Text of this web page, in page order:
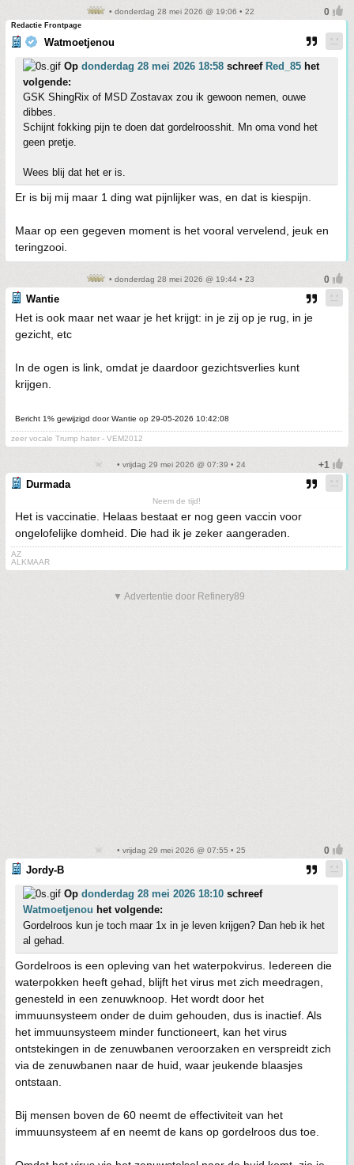
• donderdag 28 mei 2026 @ 19:06 • 22
Redactie Frontpage
Watmoetjenou
Op donderdag 28 mei 2026 18:58 schreef Red_85 het
volgende:
GSK ShingRix of MSD Zostavax zou ik gewoon nemen, ouwe
dibbes.
Schijnt fokking pijn te doen dat gordelroosshit. Mn oma vond het
geen pretje.
Wees blij dat het er is.
Er is bij mij maar 1 ding wat pijnlijker was, en dat is kiespijn.
Maar op een gegeven moment is het vooral vervelend, jeuk en
teringzooi.
• donderdag 28 mei 2026 @ 19:44 • 23
Wantie
Het is ook maar net waar je het krijgt: in je zij op je rug, in je
gezicht, etc
In de ogen is link, omdat je daardoor gezichtsverlies kunt
krijgen.
Bericht 1% gewijzigd door Wantie op 29-05-2026 10:42:08
zeer vocale Trump hater - VEM2012
• vrijdag 29 mei 2026 @ 07:39 • 24
Durmada
Neem de tijd!
Het is vaccinatie. Helaas bestaat er nog geen vaccin voor
ongelofelijke domheid. Die had ik je zeker aangeraden.
AZ
ALKMAAR
▼ Advertentie door Refinery89
• vrijdag 29 mei 2026 @ 07:55 • 25
Jordy-B
Op donderdag 28 mei 2026 18:10 schreef
Watmoetjenou het volgende:
Gordelroos kun je toch maar 1x in je leven krijgen? Dan heb ik het
al gehad.
Gordelroos is een opleving van het waterpokvirus. Iedereen die
waterpokken heeft gehad, blijft het virus met zich meedragen,
genesteld in een zenuwknoop. Het wordt door het
immuunsysteem onder de duim gehouden, dus is inactief. Als
het immuunsysteem minder functioneert, kan het virus
ontstekingen in de zenuwbanen veroorzaken en verspreidt zich
via de zenuwbanen naar de huid, waar jeukende blaasjes
ontstaan.
Bij mensen boven de 60 neemt de effectiviteit van het
immuunsysteem af en neemt de kans op gordelroos dus toe.